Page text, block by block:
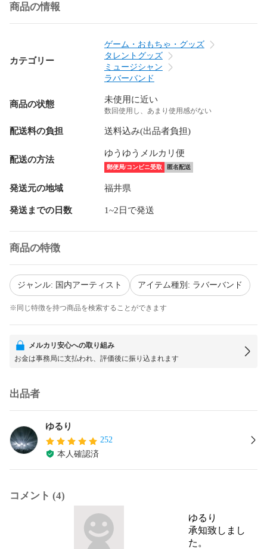
商品の情報
カテゴリー
ゲーム・おもちゃ・グッズ
タレントグッズ
ミュージシャン
ラバーバンド
商品の状態 未使用に近い
数回使用し、あまり使用感がない
配送料の負担 送料込み(出品者負担)
配送の方法
ゆうゆうメルカリ便
郵便局/コンビニ受取 匿名配送
発送元の地域 福井県
発送までの日数 1~2日で発送
商品の特徴
ジャンル: 国内アーティスト アイテム種別: ラバーバンド
※同じ特徴を持つ商品を検索することができます
メルカリ安心への取り組み
お金は事務局に支払われ、評価後に振り込まれます
出品者
ゆるり
252
本人確認済
コメント (4)
ゆるり
承知致しまし
た。